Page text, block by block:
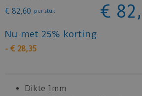
€ 82,60 per stuk € 82,
Nu met 25% korting
- € 28,35
Dikte 1mm